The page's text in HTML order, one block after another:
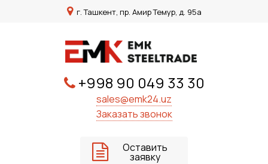
г. Ташкент, пр. Амир Темур, д. 95а
+998 90 049 33 30
sales@emk24.uz
Заказать звонок
Оставить
заявку